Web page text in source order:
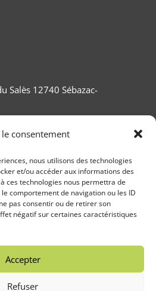
le consentement
nous utilisons des technologies
et/ou accéder aux informations des
ces technologies nous permettra de
comportement de navigation ou les ID
pas consentir ou de retirer son
négatif sur certaines caractéristiques
Accepter
Refuser
Salès 12740 Sébazac-
au Vendredi 8h00 à 12h00 /